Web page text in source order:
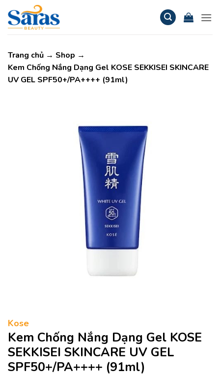
qua
nội
Trang chủ → Shop →
Kem Chống Nắng Dạng Gel KOSE SEKKISEI SKINCARE
UV GEL SPF50+/PA++++ (91ml)
Kose
Kem Chống Nắng Dạng Gel KOSE
SEKKISEI SKINCARE UV GEL
SPF50+/PA++++ (91ml)